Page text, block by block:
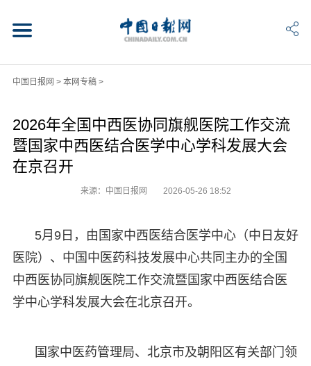
中国日报网 > 本网专稿>
2026年全国中西医协同旗舰医院工作交流
暨国家中西医结合医学中心学科发展大会
在京召开
来源：中国日报网 2026-05-26 18:52
5月9日，由国家中西医结合医学中心（中日友好
医院）、中国中医药科技发展中心共同主办的全国
中西医协同旗舰医院工作交流暨国家中西医结合医
学中心学科发展大会在北京召开。
国家中医药管理局、北京市及朝阳区有关部门领